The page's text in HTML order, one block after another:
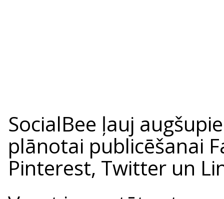
SocialBee ļauj
plānotai publicēšanai
Pinterest, Twitter un